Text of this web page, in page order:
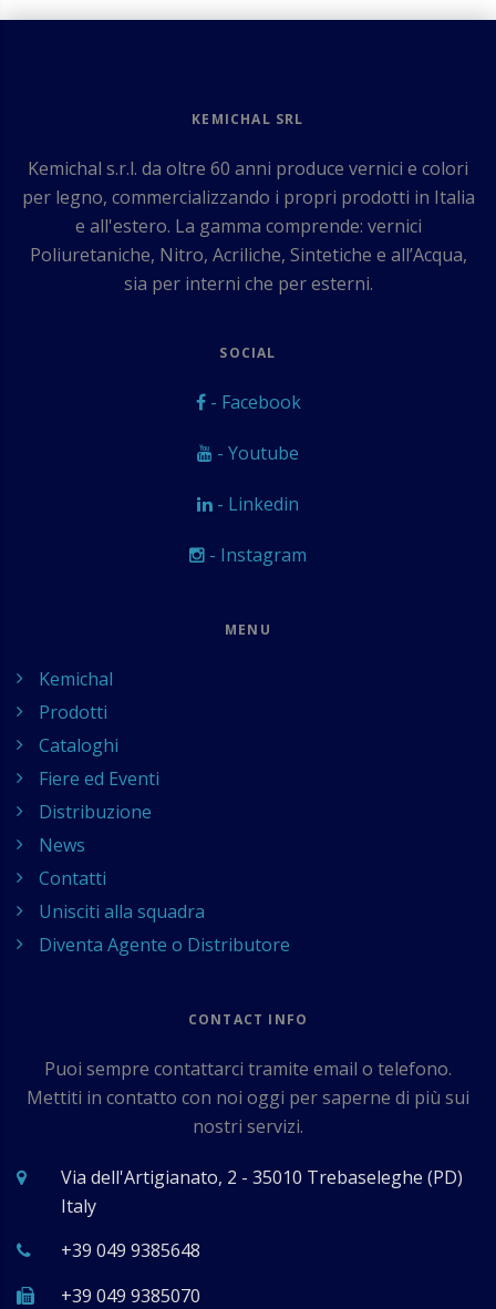
KEMICHAL SRL
Kemichal s.r.l. da oltre 60 anni produce vernici e colori
per legno, commercializzando i propri prodotti in Italia
e all'estero. La gamma comprende: vernici
Poliuretaniche, Nitro, Acriliche, Sintetiche e all’Acqua,
sia per interni che per esterni.
SOCIAL
- Facebook
- Youtube
- Linkedin
- Instagram
MENU
Kemichal
Prodotti
Cataloghi
Fiere ed Eventi
Distribuzione
News
Contatti
Unisciti alla squadra
Diventa Agente o Distributore
CONTACT INFO
Puoi sempre contattarci tramite email o telefono.
Mettiti in contatto con noi oggi per saperne di più sui
nostri servizi.
Via dell'Artigianato, 2 - 35010 Trebaseleghe (PD)
Italy
+39 049 9385648
+39 049 9385070